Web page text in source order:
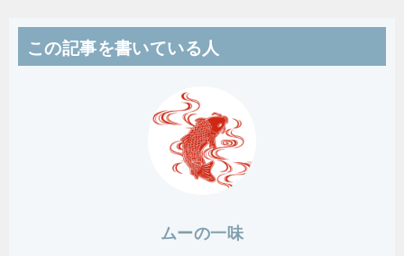
この記事を書いている人
ムーの一味